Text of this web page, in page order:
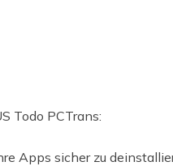
Todo PCTrans:
Apps sicher zu